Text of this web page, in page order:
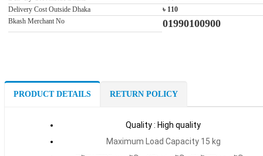
Delivery Cost Outside Dhaka
৳ 110
Bkash Merchant No
01990100900
PRODUCT DETAILS RETURN POLICY
Quality : High quality
Maximum Load Capacity 15 kg